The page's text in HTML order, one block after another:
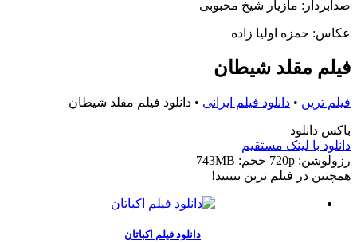
صدابردار: مازیار شیخ محبوبی
عکاس: حمزه اولیا زاده
فیلم مقلد شیطان
فیلم ترین • دانلود فیلم ایرانی • دانلود فیلم مقلد شیطان
باکس دانلود
دانلود با لينک مستقيم
رزولوشن: 720p
حجم: 743MB
همچنين در فيلم ترين ببينيد!
دانلود فیلم اکباتان